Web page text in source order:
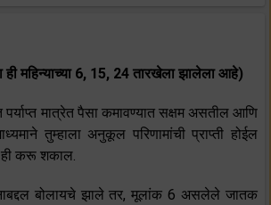
महिन्याच्या 6, 15, 24 तारखेला झालेला आहे)
मात्रेत पैसा कमावण्यात सक्षम असतील आणि
तुम्हाला अनुकूल परिणामांची प्राप्ती होईल
ही करू शकाल.
बोलायचे झाले तर, मूलांक 6 असलेले जातक